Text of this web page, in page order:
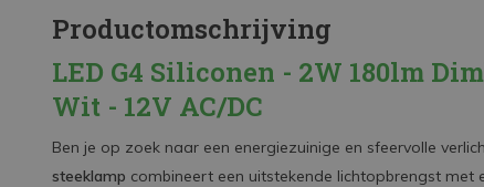
Productomschrijving
LED G4 Siliconen - 2W 180lm
Wit - 12V AC/DC
Ben je op zoek naar een energiezuinige en sfeervolle
steeklamp combineert een uitstekende lichtopbrengst